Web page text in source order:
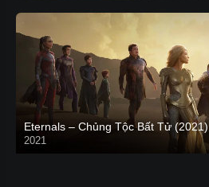
Eternals – Chủng Tộc Bất Tử (2021)
2021
Trailer